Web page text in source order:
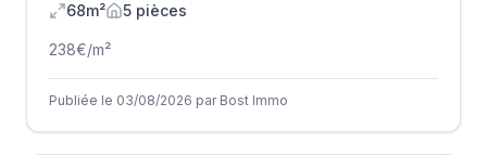
68m² 5 pièces
238€/m²
Publiée le 03/08/2026 par Bost Immo